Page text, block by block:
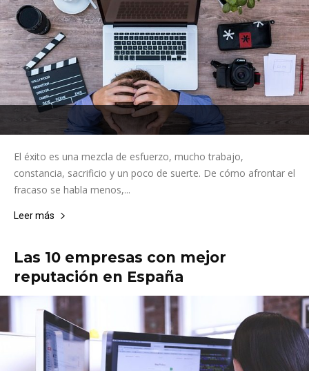
El éxito es una mezcla de esfuerzo, mucho trabajo,
constancia, sacrificio y un poco de suerte. De cómo afrontar el
fracaso se habla menos,...
Leer más
Las 10 empresas con mejor
reputación en España